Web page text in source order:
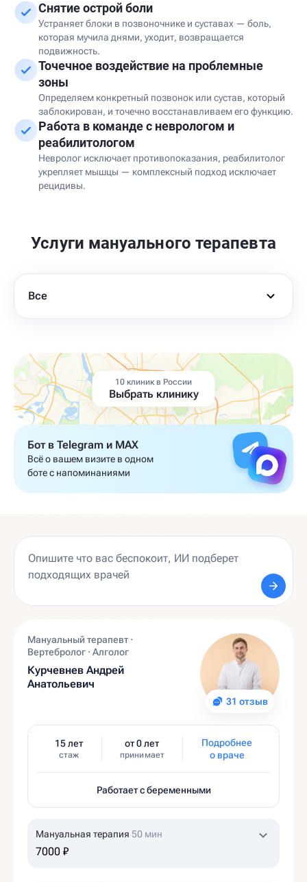
Снятие острой боли
Устраняет блоки в позвоночнике и суставах — боль,
которая мучила днями, уходит, возвращается
подвижность.
Точечное воздействие на проблемные
зоны
Определяем конкретный позвонок или сустав, который
заблокирован, и точечно восстанавливаем его функцию.
Работа в команде с неврологом и
реабилитологом
Невролог исключает противопоказания, реабилитолог
укрепляет мышцы — комплексный подход исключает
рецидивы.
Услуги мануального терапевта
Все
10 клиник в России
Выбрать клинику
Бот в Telegram и MAX
Всё о вашем визите в одном
боте с напоминаниями
31 отзыв
Мануальный терапевт ·
Вертебролог · Алголог
Курчевнев Андрей
Анатольевич
15 лет
стаж
от 0 лет
принимает
Подробнее
о враче
Работает с беременными
Мануальная терапия 50 мин
7000 ₽